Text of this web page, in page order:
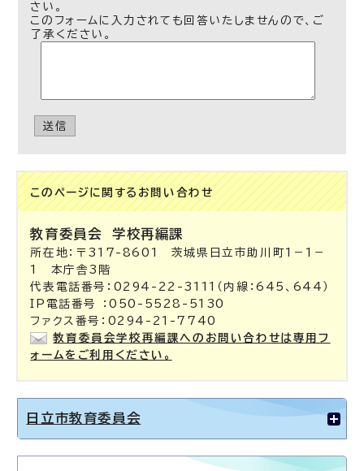
さい。
このフォームに入力されても回答いたしませんので、ご
了承ください。
送信
このページに関する お問い合わせ
教育委員会学校再編課
所在地：〒317-8601 茨城県日立市助川町1－1－
1 本庁舎3階
代表電話番号：0294-22-3111（内線：645、644）
IP電話番号 ：050-5528-5130
ファクス番号：0294-21-7740
教育委員会学校再編課へのお問い合わせは専用フ
ォームをご利用ください。
日立市教育委員会